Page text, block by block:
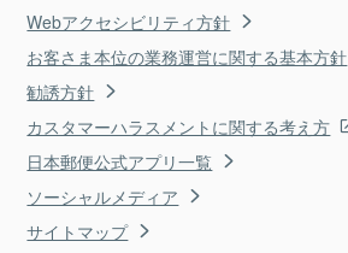
Webアクセシビリティ方針
お客さま本位の業務運営に関する基本方針
勧誘方針
カスタマーハラスメントに関する考え方
日本郵便公式アプリ一覧
ソーシャルメディア
サイトマップ